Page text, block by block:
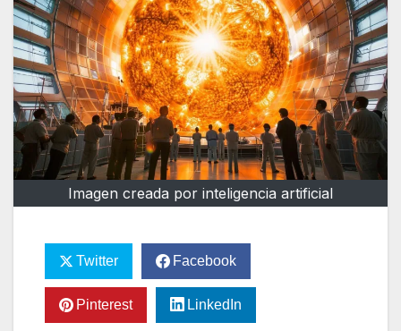
Imagen creada por inteligencia artificial
Twitter Facebook
Pinterest LinkedIn